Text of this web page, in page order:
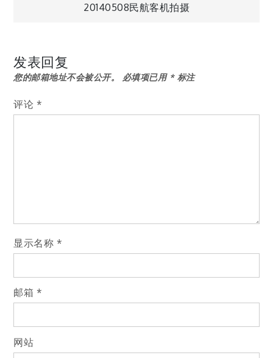
导
航
20140508民航客机拍摄
发表回复
您的邮箱地址不会被公开。 必填项已用 *标注
评论 *
显示名称 *
邮箱 *
网站